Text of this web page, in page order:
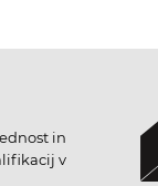
in
v